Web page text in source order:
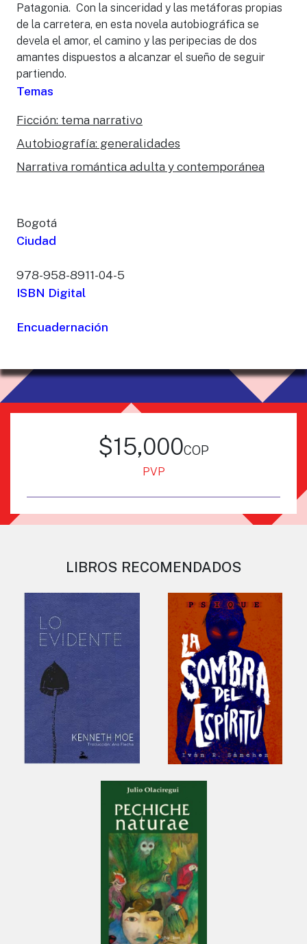
Patagonia. Con la sinceridad y las metáforas propias
de la carretera, en esta novela autobiográfica se
devela el amor, el camino y las peripecias de dos
amantes dispuestos a alcanzar el sueño de seguir
partiendo.
Temas
Ficción: tema narrativo
Autobiografía: generalidades
Narrativa romántica adulta y contemporánea
Bogotá
Ciudad
978-958-8911-04-5
ISBN Digital
Encuadernación
$15,000cop
PVP
LIBROS RECOMENDADOS